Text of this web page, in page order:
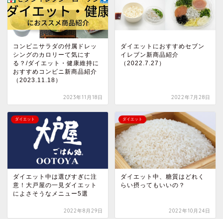
コンビニサラダの付属ドレッ
シングのカロリーて気にす
る？/ダイエット・健康維持に
おすすめコンビニ新商品紹介
（2023.11.18）
2023年11月18日
ダイエットにおすすめセブン
イレブン新商品紹介
（2022.7.27）
2022年7月28日
ダイエット
ダイエット中は選びすぎに注
意！大戸屋の一見ダイエット
によさそうなメニュー5選
2022年8月29日
ダイエット
ダイエット中、糖質はどれく
らい摂ってもいいの？
2022年10月24日